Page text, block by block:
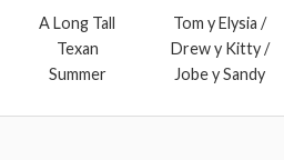
A Long Tall
Texan
Summer
Tom y Elysia /
Drew y Kitty /
Jobe y Sandy